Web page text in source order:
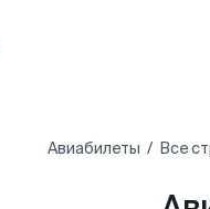
Авиабилеты Все